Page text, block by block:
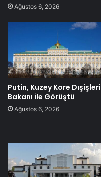
Ağustos 6, 2026
Putin, Kuzey Kore Dışişleri
Bakanı ile Görüştü
Ağustos 6, 2026